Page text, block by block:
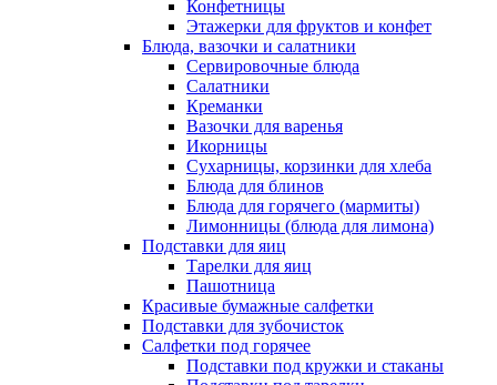
Конфетницы
Этажерки для фруктов и конфет
Блюда, вазочки и салатники
Сервировочные блюда
Салатники
Креманки
Вазочки для варенья
Икорницы
Сухарницы, корзинки для хлеба
Блюда для блинов
Блюда для горячего (мармиты)
Лимонницы (блюда для лимона)
Подставки для яиц
Тарелки для яиц
Пашотница
Красивые бумажные салфетки
Подставки для зубочисток
Салфетки под горячее
Подставки под кружки и стаканы